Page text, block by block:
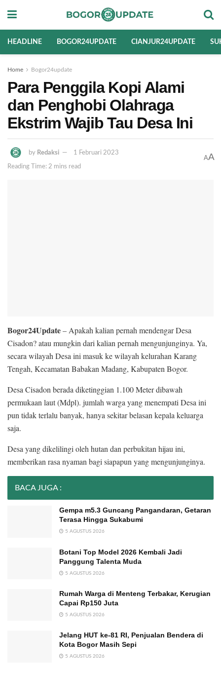
HEADLINE BOGOR24UPDATE CIANJUR24UPDATE
Home Bogor24update
Para Penggila Kopi Alami
dan Penghobi Olahraga
Ekstrim Wajib Tau Desa Ini
by Redaksi 1 Februari 2023
Reading Time: 2 mins read
AA
Bogor24Update– Apakah kalian pernah mendengar Desa
Cisadon? atau mungkin dari kalian pernah mengunjunginya. Ya,
secara wilayah Desa ini masuk ke wilayah kelurahan Karang
Tengah, Kecamatan Babakan Madang, Kabupaten Bogor.
Desa Cisadon berada diketinggian 1.100 Meter dibawah
permukaan laut (Mdpl). jumlah warga yang menempati Desa ini
pun tidak terlalu banyak, hanya sekitar belasan kepala keluarga
saja.
Desa yang dikelilingi oleh hutan dan perbukitan hijau ini,
memberikan rasa nyaman bagi siapapun yang mengunjunginya.
BACA JUGA :
Gempa m5.3 Guncang Pangandaran, Getaran
Terasa Hingga Sukabumi
5 AGUSTUS 2026
Botani Top Model 2026 Kembali Jadi
Panggung Talenta Muda
5 AGUSTUS 2026
Rumah Warga di Menteng Terbakar, Kerugian
Capai Rp150 Juta
5 AGUSTUS 2026
Jelang HUT ke-81 RI, Penjualan Bendera di
Kota Bogor Masih Sepi
5 AGUSTUS 2026